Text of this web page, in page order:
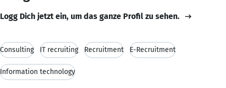
Logg Dich jetzt ein, um das ganze Profil zu sehen.
Consulting IT recruiting Recruitment E-Recruitment
Information technology